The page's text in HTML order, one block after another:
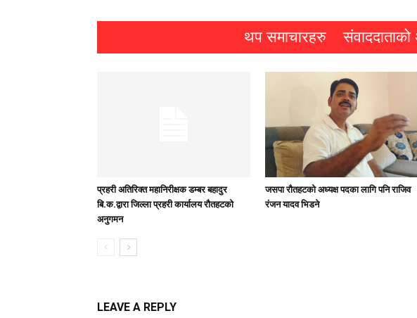
थप समाचारहरु
प्रहरी अतिरिक्त महानिरीक्षक डम्बर बहादुर
बि.क.द्वारा जिल्ला प्रहरी कार्यालय रौतहटको
अनुगमन
जसपा राैतहटको अध्यक्ष पदका लागि पनि राजिव
रंजन यादव भिडने
LEAVE A REPLY